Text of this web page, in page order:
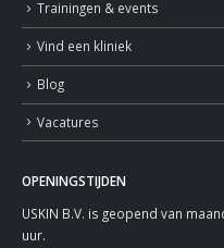
Trainingen & events
Vind een kliniek
Blog
Vacatures
OPENINGSTIJDEN
USKIN B.V. is geopend van
uur.